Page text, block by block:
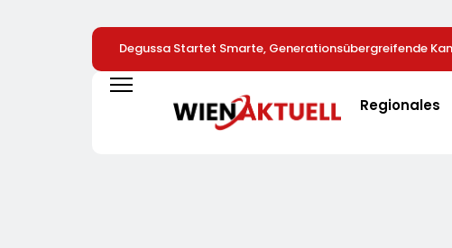
Degussa Startet Smarte, Generationsübergreifende
Für Edelmetalle
Regionales